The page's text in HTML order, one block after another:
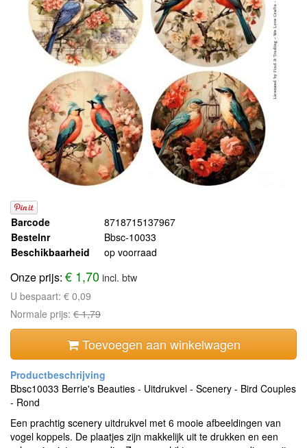
Barcode
8718715137967
Bestelnr
Bbsc-10033
Beschikbaarheid
op voorraad
Onze prijs: € 1,70incl. btw
U bespaart: € 0,09
Normale prijs: € 1,79
Toevoegen aan winkelwagen
Bbsc10033 Berrie's Beauties - Uitdrukvel - Scenery - Bird Couples
- Rond
Een prachtig scenery uitdrukvel met 6 mooie afbeeldingen van
vogel koppels. De plaatjes zijn makkelijk uit te drukken en een